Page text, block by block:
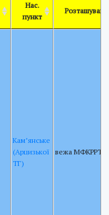
Нас.
пункт
Кам’янське
(Арцизької
ТГ)
вежа МФКРРТ